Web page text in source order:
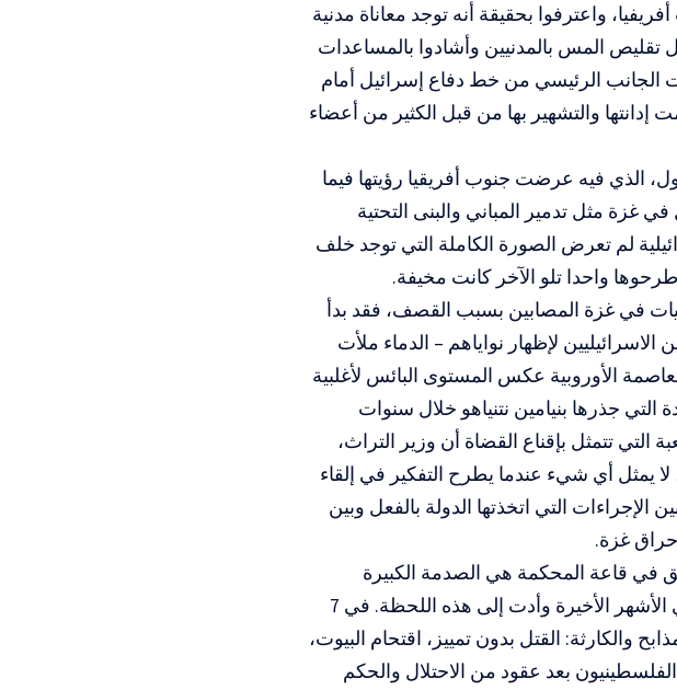
واعترفوا بحقيقة أنه توجد معاناة مدنية
المس بالمدنيين وأشادوا بالمساعدات
الجانب الرئيسي من خط دفاع إسرائيل أمام
إدانتها والتشهير بها من قبل الكثير من أعضاء
الذي فيه عرضت جنوب أفريقيا رؤيتها فيما
غزة مثل تدمير المباني والبنى التحتية
لم تعرض الصورة الكاملة التي توجد خلف
واحدا تلو الآخر كانت مخيفة.
في غزة المصابين بسبب القصف، فقد بدأ
لإظهار نواياهم – الدماء ملأت
الأوروبية عكس المستوى البائس لأغلبية
التي جذرها بنيامين نتنياهو خلال سنوات
التي تتمثل بإقناع القضاة أن وزير التراث،
لا يمثل أي شيء عندما يطرح التفكير في إلقاء
التي اتخذتها الدولة بالفعل وبين
غزة.
في قاعة المحكمة هي الصدمة الكبيرة
للشعبين، الصدمة التي شكلت لشديد الألم الواقع في الأشهر الأخيرة وأدت إلى هذه اللحظة. في 7
والكارثة: القتل بدون تمييز، اقتحام البيوت،
بعد عقود من الاحتلال والحكم